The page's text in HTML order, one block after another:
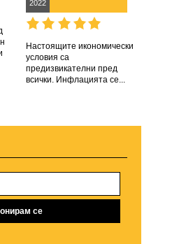
2022
Настоящите икономически
условия са
предизвикателни пред
всички. Инфлацията се...